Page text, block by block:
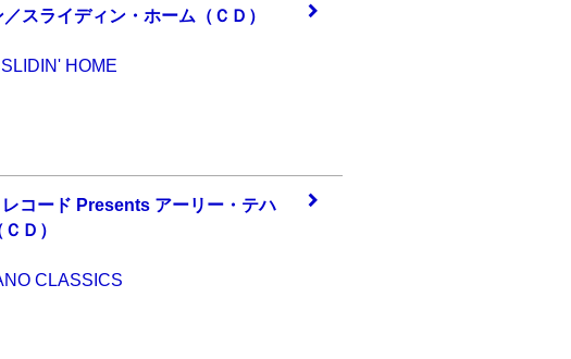
／スライディ ン・ホーム（ＣＤ ）
HOME
コード Presents アーリー・ テハ
Ｄ）
CLASSICS